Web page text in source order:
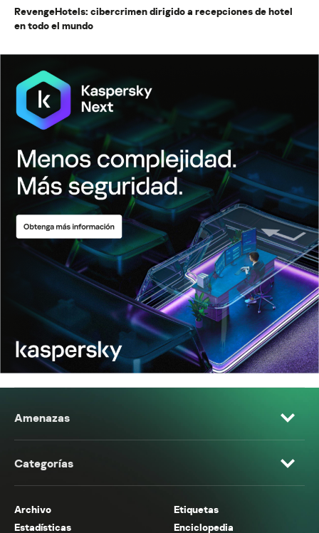
RevengeHotels: cibercrimen dirigido a recepciones de hotel
en todo el mundo
Amenazas
Categorías
Archivo
Etiquetas
Estadísticas
Enciclopedia